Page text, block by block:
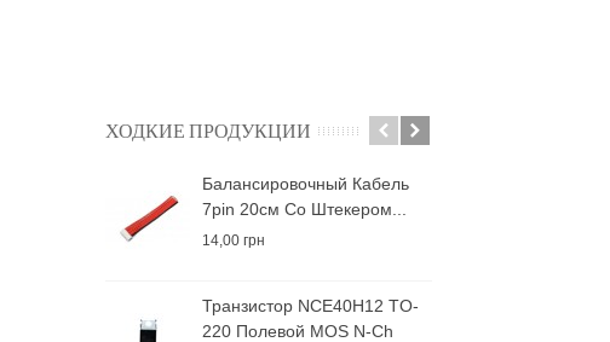
ХОДКИЕ ПРОДУКЦИИ
Балансировочный Кабель
7pin 20см Со Штекером...
14,00 грн
Транзистор NCE40H12 TO-
220 Полевой MOS N-Ch